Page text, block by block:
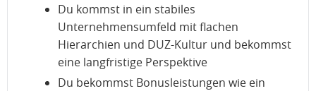
Du kommst in ein stabiles
Unternehmensumfeld mit flachen
Hierarchien und DUZ-Kultur und bekommst
eine langfristige Perspektive
Du bekommst Bonusleistungen wie ein